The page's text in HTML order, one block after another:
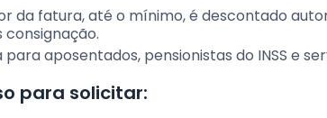
da fatura, até o mínimo, é descontado
consignação.
aposentados, pensionistas do INSS e
para solicitar: